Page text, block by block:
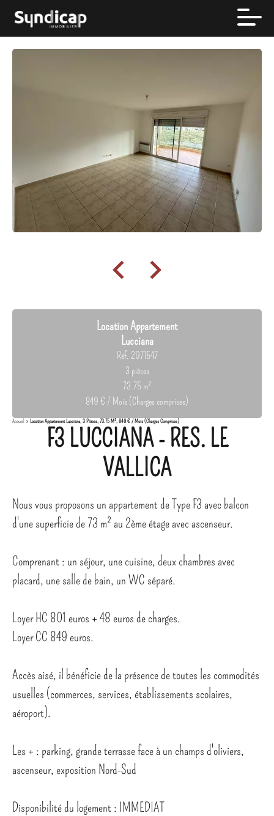
Location Appartement
Lucciana
Réf. 2971547
3 pièces
73.75 m²
849 € / Mois (Charges comprises)
Accueil Location Appartement Lucciana, 3 Pièces, 73.75 M², 849 € / Mois (Charges Comprises)
F3 LUCCIANA - RES. LE
VALLICA
Nous vous proposons un appartement de Type F3 avec balcon
d'une superficie de 73 m² au 2ème étage avec ascenseur.
Comprenant : un séjour, une cuisine, deux chambres avec
placard, une salle de bain, un WC séparé.
Loyer HC 801 euros + 48 euros de charges.
Loyer CC 849 euros.
Accès aisé, il bénéficie de la présence de toutes les commodités
usuelles (commerces, services, établissements scolaires,
aéroport).
Les + : parking, grande terrasse face à un champs d'oliviers,
ascenseur, exposition Nord-Sud
Disponibilité du logement : IMMEDIAT